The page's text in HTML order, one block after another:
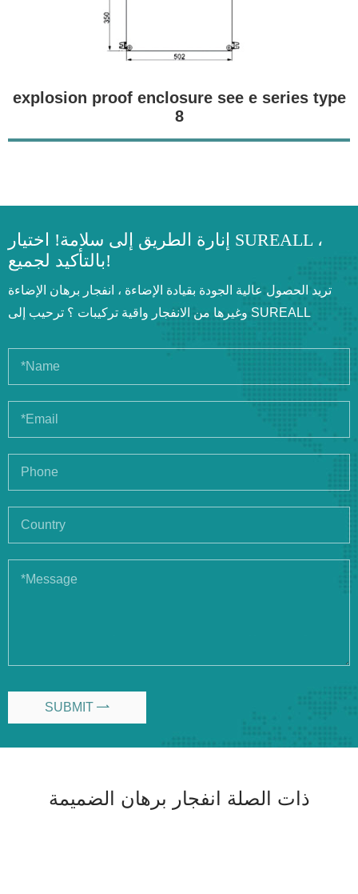
explosion proof enclosure see e series type
8
إنارة الطريق إلى سلامة! اختيار SUREALL ،
بالتأكيد لجميع!
تريد الحصول عالية الجودة بقيادة الإضاءة ، انفجار برهان الإضاءة
وغيرها من الانفجار واقية تركيبات ؟ ترحيب إلى SUREALL
SUBMIT 
ذات الصلة انفجار برهان الضميمة